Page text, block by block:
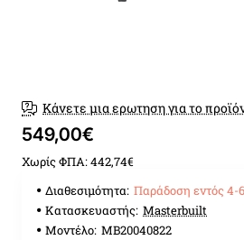
Κάνετε μια ερωτηση για το
549,00€
Χωρίς ΦΠΑ: 442,74€
Διαθεσιμότητα: Παράδοση εντός 4-
Κατασκευαστής: Masterbuilt
Μοντέλο: MB20040822